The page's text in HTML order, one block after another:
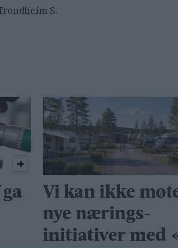
S.
Vi kan ikke
nye nærings­
initiativer med